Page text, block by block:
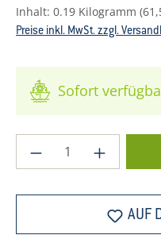
Inhalt: 0.19 Kilogramm
Preise inkl. MwSt. zzgl.
Sofort
Produkt
AUF